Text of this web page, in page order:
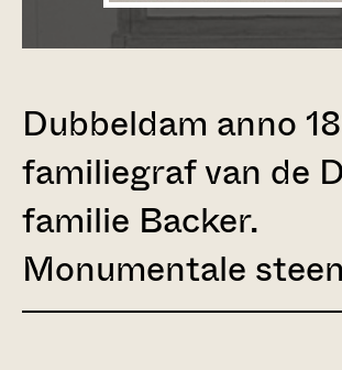
Dubbeldam anno
familiegraf van de
familie Backer.
Monumentale